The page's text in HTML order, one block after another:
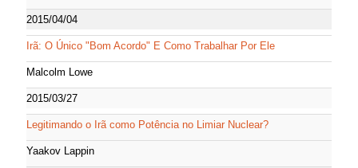
2015/04/04
Irã: O Único "Bom Acordo" E Como Trabalhar Por Ele
Malcolm Lowe
2015/03/27
Legitimando o Irã como Potência no Limiar Nuclear?
Yaakov Lappin